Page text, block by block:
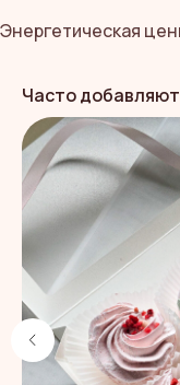
Энергетическая
Часто добавляют
ЧИТАЙТЕ
КАК
В САМОЕ